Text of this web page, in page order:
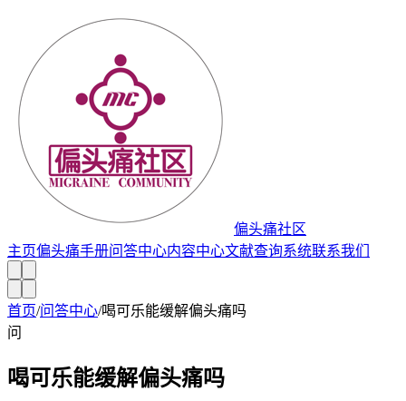
偏头痛社区
主页偏头痛手册问答中心内容中心文献查询系统联系我们
首页/问答中心/喝可乐能缓解偏头痛吗
问
喝可乐能缓解偏头痛吗